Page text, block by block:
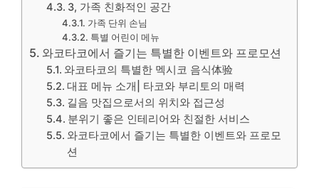
3, 가족 친화적인 공간
가족 단위 손님
특별 어린이 메뉴
와코타코에서 즐기는 특별한 이벤트와 프로모션
와코타코의 특별한 멕시코 음식体验
대표 메뉴 소개| 타코와 부리토의 매력
길음 맛집으로서의 위치와 접근성
분위기 좋은 인테리어와 친절한 서비스
와코타코에서 즐기는 특별한 이벤트와 프로모
션